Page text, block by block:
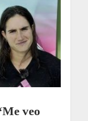
veo